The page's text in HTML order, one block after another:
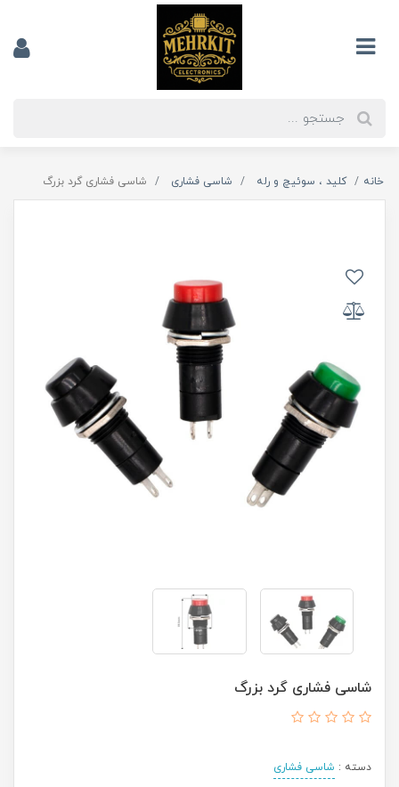
خانه کلید ، سوئیچ و رله شاسی فشاری شاسی فشاری گرد بزرگ
شاسی فشاری گرد بزرگ
دسته : شاسی فشاری